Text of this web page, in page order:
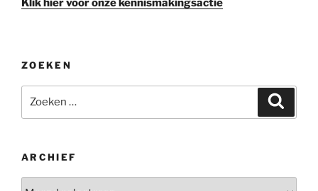
Klik hier voor onze kennismakingsactie
ZOEKEN
naar:
ARCHIEF